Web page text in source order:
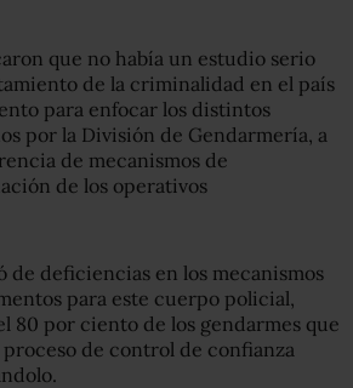
que no había un estudio serio
de la criminalidad en el país
para enfocar los distintos
por la División de Gendarmería, a
de mecanismos de
de los operativos
de deficiencias en los mecanismos
para este cuerpo policial,
80 por ciento de los gendarmes que
de control de confianza